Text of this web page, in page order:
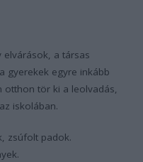
elvárások, a társas
gyerekek egyre inkább
otthon tör ki a leolvadás,
iskolában.
zsúfolt padok.